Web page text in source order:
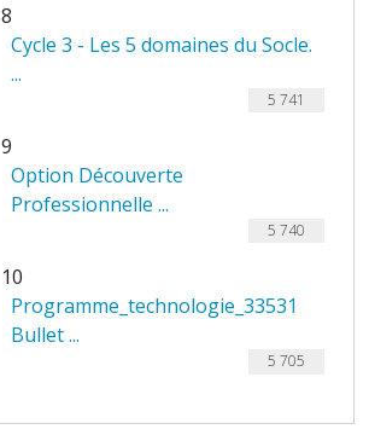
8
Cycle 3 - Les 5 domaines du Socle.
...
5 741
9
Option Découverte
Professionnelle ...
5 740
10
Programme_technologie_33531
Bullet ...
5 705